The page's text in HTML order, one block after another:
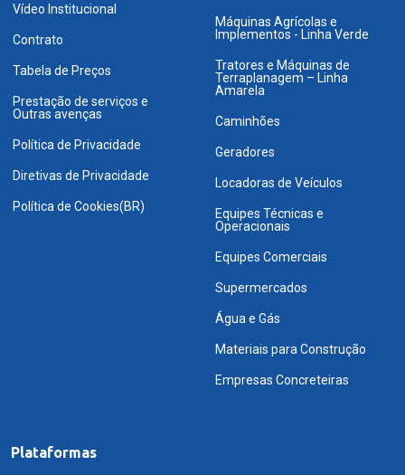
Vídeo Institucional
Contrato
Tabela de Preços
Prestação de serviços e
Outras avenças
Política de Privacidade
Diretivas de Privacidade
Política de Cookies(BR)
Máquinas Agrícolas e
Implementos - Linha Verde
Tratores e Máquinas de
Terraplanagem – Linha
Amarela
Caminhões
Geradores
Locadoras de Veículos
Equipes Técnicas e
Operacionais
Equipes Comerciais
Supermercados
Água e Gás
Materiais para Construção
Empresas Concreteiras
Plataformas